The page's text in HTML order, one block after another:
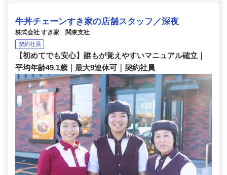
牛丼チェーンすき家の店舗スタッフ／深夜
株式会社 すき家 関東支社
契約社員
【初めてでも安心】誰もが覚えやすいマニュアル確立｜
平均年齢49.1歳｜最大9連休可｜契約社員